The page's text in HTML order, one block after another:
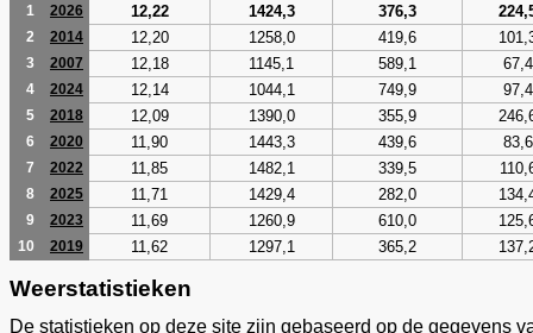
1
2026 12,22 1424,3 376,3
2 2014 12,20 1258,0 419,6
3 2007 12,18 1145,1 589,1 67,4
4 2024 12,14 1044,1 749,9 97,4
5 2018 12,09 1390,0 355,9
6 2020 11,90 1443,3 439,6 83,6
7 2022 11,85 1482,1 339,5
8 2025 11,71 1429,4 282,0
9 2023 11,69 1260,9 610,0
10 2019 11,62 1297,1 365,2
Weerstatistieken
De statistieken op deze site zijn gebaseerd op de gegevens